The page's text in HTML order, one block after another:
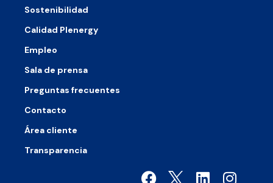
Sostenibilidad
Calidad Plenergy
Empleo
Sala de prensa
Preguntas frecuentes
Contacto
Área cliente
Transparencia